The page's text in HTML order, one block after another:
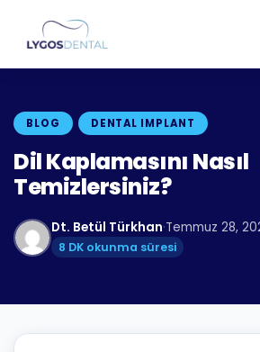
BLOG DENTAL IMPLANT
Dil Kaplamasını Nasıl
Temizlersiniz?
Dt. Betül Türkhan·Temmuz 28,
8 DK okunma süresi